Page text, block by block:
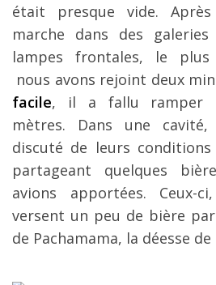
était presque vide.
marche dans des
lampes frontales, le plus
nous avons rejoint deux
facile, il a fallu ramper
mètres. Dans une
discuté de leurs
partageant quelques
avions apportées. Ceux-
versent un peu de bière
de Pachamama, la déesse